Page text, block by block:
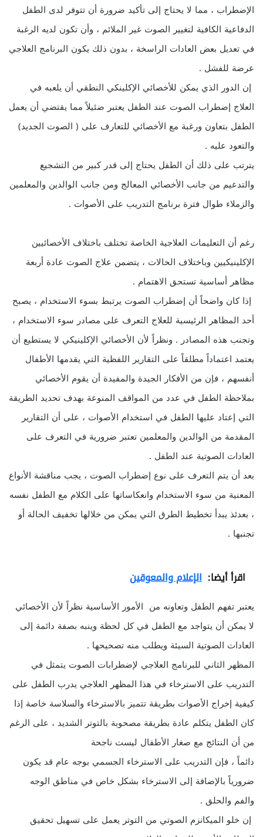
الإضطراب ، مما لا يحتاج إلى تأكيد ضرورة أن تتوفر لدى الطفل
الدفاعية الكافية لتغيير الصوت غير الملائم ، وأن تكون لديه الرغبة
في تعديل بعض العادات الراسخة ، بدون ذلك يكون البرنامج العلاجي
عرضة للفشل .
إن الدور الذي يمكن للأخصائي الإكلينكي النطقي أن يلعبه في
العلاج إضطراب الصوت عند الطفل يعتبر ضئيلاً مما يقتضي أن يعمل
الطفل بتعاون ورغبة مع الأخصائي للتعارف على ( الصوت الجديد)
والتعود عليه .
يترتب على ذلك أن الطفل يحتاج إلى قدر كبير من التشجيع
والتدعيم من جانب الأخصائي المعالج ومن جانب الوالدين والمعلمين
والزملاء طوال فترة برنامج التدريب على الأصوات .
رغم أن التعليمات العلاجية الخاصة تختلف باختلاف الأخصائيين
الإكلينيكيين وباختلاف الحالات ، يتضمن علاج الصوت عادة أربعة
مظاهر أساسية تستحق الاهتمام .
إذا كان واضحاً أن إضطراب الصوت يرتبط بسوء الاستخدام ، يصبح
أحد المظاهر الرئيسية للعلاج التعرف على مصادر سوء الاستخدام ،
وتجنب هذه المصادر . ونظراً لأن الأخصائي الإكلينيكي لا يستطيع أن
يعتمد اعتماداً مطلقاً على التقارير اللفظية التي يقدمها الأطفال
أنفسهم ، فإن من الأفكار الجيدة والمفيدة أن يقوم الأخصائي
بملاحظة الطفل في عدد من المواقف المنوعة بهدف تحديد الطريقة
التي إعتاد عليها الطفل في استخدام الأصوات ، على أن التقارير
المقدمة من الوالدين والمعلمين تعتبر ضرورية في التعرف على
العادات الصوتية عند الطفل .
بعد أن يتم التعرف على نوع إضطراب الصوت ، يجب مناقشة الأنواع
المعنية من سوء الاستخدام وانعكاساتها على الكلام مع الطفل نفسه
، بعدئذ يبدأ تخطيط الطرق التي يمكن من خلالها تخفيف الحالة أو
تجنبها .
اقرأ أيضا: الإعلام والمعوقين
يعتبر تفهم الطفل وتعاونه من الأمور الأساسية نظراً لأن الأخصائي
لا يمكن أن يتواجد مع الطفل في كل لحظة وينبه بصفة دائمة إلى
العادات الصوتية السيئة ويطلب منه تصحيحها .
المظهر الثاني للبرنامج العلاجي لإضطرابات الصوت يتمثل في
التدريب على الاسترخاء في هذا المظهر العلاجي يدرب الطفل على
كيفية إخراج الأصوات بطريقة تتميز بالاسترخاء والسلاسة خاصة إذا
كان الطفل يتكلم عادة بطريقة مصحوبة بالتوتر الشديد ، على الرغم
من أن النتائج مع صغار الأطفال ليست ناجحة
دائماً ، فإن التدريب على الاسترخاء الجسمي بوجه عام قد يكون
ضرورياً بالإضافة إلى الاسترخاء بشكل خاص في مناطق الوجه
والفم والحلق .
إن خلو الميكانزم الصوتي من التوتر يعمل على تسهيل تحقيق